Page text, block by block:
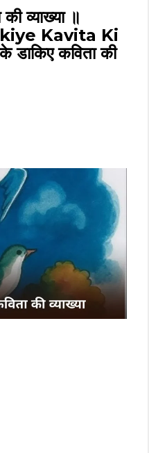
व्याख्या ॥
Kavita Ki
कविता की